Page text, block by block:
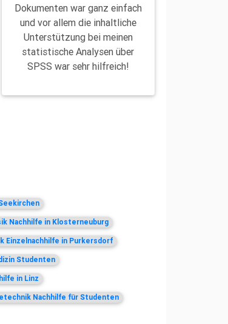
Dokumenten war ganz einfach
und vor allem die inhaltliche
Unterstützung bei meinen
statistische Analysen über
SPSS war sehr hilfreich!
Nachhilfe in Klosterneuburg
Einzelnachhilfe in Purkersdorf
Studenten
in Linz
Nachhilfe für Studenten